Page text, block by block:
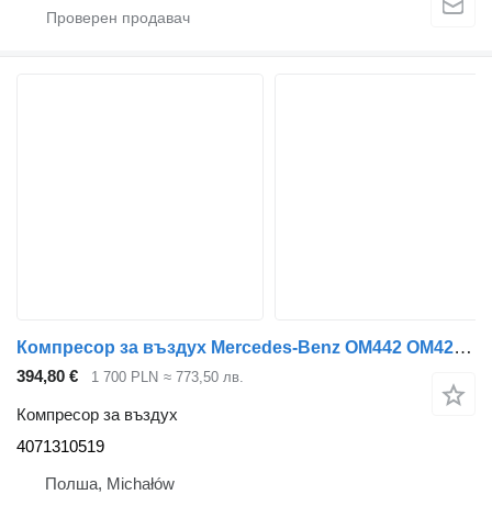
Компресор за въздух Mercedes-Benz OM442 OM422 OM402 4071310519 за автобус Mercedes-Benz SK MK V8
394,80 € 1 700 PLN ≈ 773,50 лв.
Компресор за въздух
4071310519
Полша, Michałów